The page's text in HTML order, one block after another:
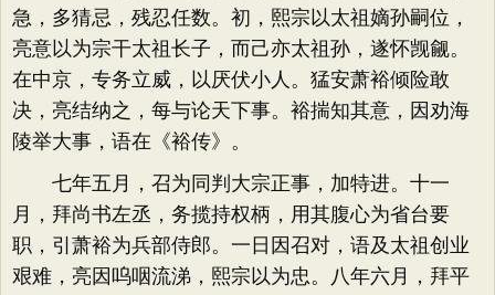
急，多猜忌，残忍任数。初，熙宗以太祖嫡孙嗣位，
亮意以为宗干太祖长子，而己亦太祖孙，遂怀觊觎。
在中京，专务立威，以厌伏小人。猛安萧裕倾险敢
决，亮结纳之，每与论天下事。裕揣知其意，因劝海
陵举大事，语在《裕传》。
七年五月，召为同判大宗正事，加特进。十一
月，拜尚书左丞，务揽持权柄，用其腹心为省台要
职，引萧裕为兵部侍郎。一日因召对，语及太祖创业
艰难，亮因呜咽流涕，熙宗以为忠。八年六月，拜平